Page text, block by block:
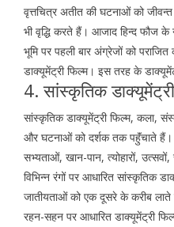
वृत्तचित्र अतीत की घटनाओं को
भी वृद्धि करते हैं। आजाद हिन्द फौज के
भूमि पर पहली बार अंग्रेजों को
डाक्यूमेंट्री फिल्म। इस तरह के
4. सांस्कृतिक
सांस्कृतिक डाक्यूमेंट्री फिल्म, कला,
और घटनाओं को दर्शक तक पहुॅंचाते
सभ्यताओं, खान-पान, त्योहारों,
विभिन्न रंगों पर आधारित सांस्कृतिक
जातीयताओं को एक दूसरे के करीब
रहन-सहन पर आधारित डाक्यूमेंट्री